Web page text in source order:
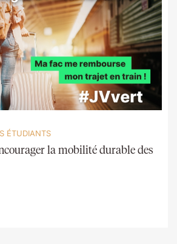
ÉTUDIANTS
la mobilité durable des